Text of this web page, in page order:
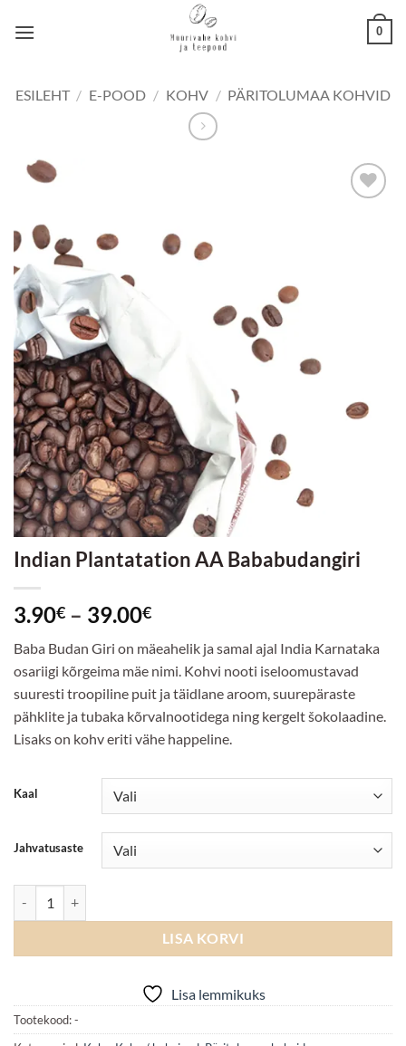
0
ESILEHT / E-POOD / KOHV / PÄRITOLUMAA KOHVID
Indian Plantatation AA Bababudangiri
3.90€ – 39.00€Hinnavahemik:
kuni
39.00€
Baba Budan Giri on mäeahelik ja samal ajal India Karnataka
osariigi kõrgeima mäe nimi. Kohvi nooti iseloomustavad
suuresti troopiline puit ja täidlane aroom, suurepäraste
pähklite ja tubaka kõrvalnootidega ning kergelt šokolaadine.
Lisaks on kohv eriti vähe happeline.
Kaal
Jahvatusaste
LISA KORVI
Lisa lemmikuks
Tootekood:-